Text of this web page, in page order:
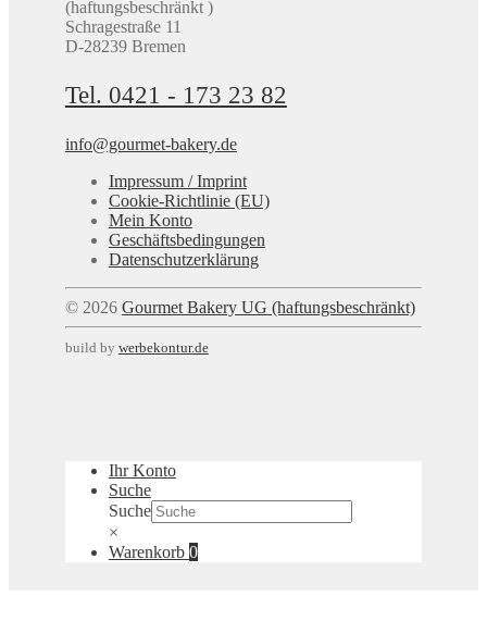
(haftungsbeschränkt )
Schragestraße 11
D-28239 Bremen
Tel. 0421 - 173 23 82
info@gourmet-bakery.de
Impressum / Imprint
Cookie-Richtlinie (EU)
Mein Konto
Geschäftsbedingungen
Datenschutzerklärung
© 2026 Gourmet Bakery UG (haftungsbeschränkt)
build by werbekontur.de
Ihr Konto
Suche
Suche
×
Warenkorb 0